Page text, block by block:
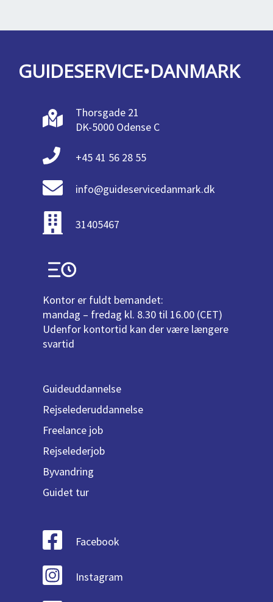
GUIDESERVICE•DANMARK
Thorsgade 21
DK-5000 Odense C
+45 41 56 28 55
info@guideservicedanmark.dk
31405467
Kontor er fuldt bemandet:
mandag – fredag kl. 8.30 til 16.00 (CET)
Udenfor kontortid kan der være længere
svartid
Guideuddannelse
Rejselederuddannelse
Freelance job
Rejselederjob
Byvandring
Guidet tur
Facebook
Instagram